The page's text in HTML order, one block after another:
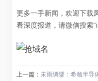
更多一手新闻，欢迎下载
看深度报道，请微信搜索
上一篇：未雨绸缪：希领半导体